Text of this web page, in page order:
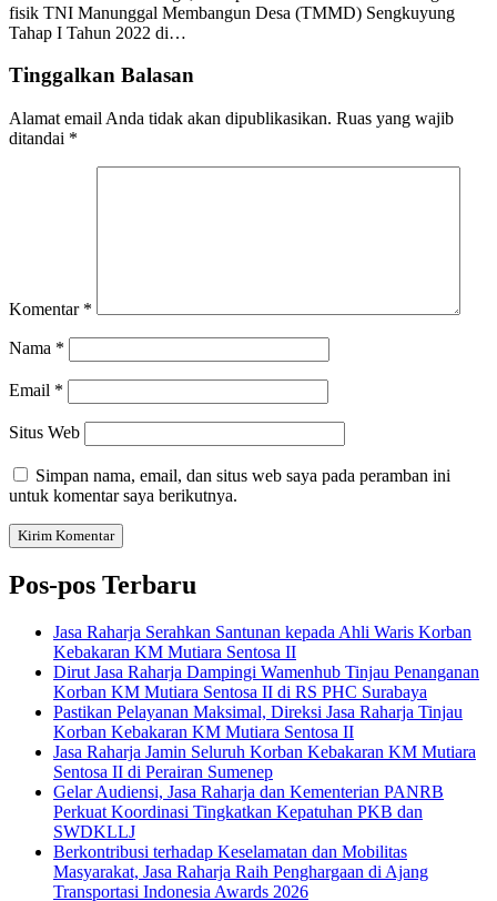
fisik TNI Manunggal Membangun Desa (TMMD) Sengkuyung
Tahap I Tahun 2022 di…
Tinggalkan Balasan
Alamat email Anda tidak akan dipublikasikan. Ruas yang wajib
ditandai *
Komentar *
Nama *
Email *
Situs Web
Simpan nama, email, dan situs web saya pada peramban ini
untuk komentar saya berikutnya.
Pos-pos Terbaru
Jasa Raharja Serahkan Santunan kepada Ahli Waris Korban
Kebakaran KM Mutiara Sentosa II
Dirut Jasa Raharja Dampingi Wamenhub Tinjau Penanganan
Korban KM Mutiara Sentosa II di RS PHC Surabaya
Pastikan Pelayanan Maksimal, Direksi Jasa Raharja Tinjau
Korban Kebakaran KM Mutiara Sentosa II
Jasa Raharja Jamin Seluruh Korban Kebakaran KM Mutiara
Sentosa II di Perairan Sumenep
Gelar Audiensi, Jasa Raharja dan Kementerian PANRB
Perkuat Koordinasi Tingkatkan Kepatuhan PKB dan
SWDKLLJ
Berkontribusi terhadap Keselamatan dan Mobilitas
Masyarakat, Jasa Raharja Raih Penghargaan di Ajang
Transportasi Indonesia Awards 2026